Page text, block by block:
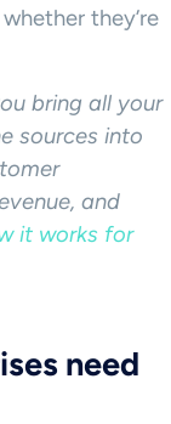
they’re
bring all your
sources into
and
it works for
need